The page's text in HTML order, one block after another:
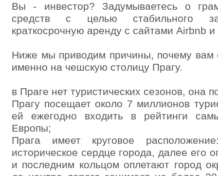
Вы - инвестор? Задумываетесь о
средств с целью стабильного
краткосрочную аренду с сайтами Airbnb
Ниже мы приводим причины, почему вам
именно на чешскую столицу Прагу.
в Праге нет туристических сезонов, она
Прагу посещает около 7 миллионов
ей ежегодно входить в рейтинги
Европы;
Прага имеет круговое
историческое сердце города, далее его
и последним кольцом оплетают город